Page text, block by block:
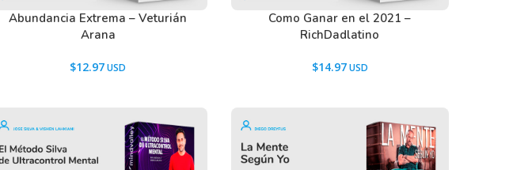
Abundancia Extrema – Veturián
Arana
$12.97
Como Ganar en el 2021 –
RichDadlatino
$14.97